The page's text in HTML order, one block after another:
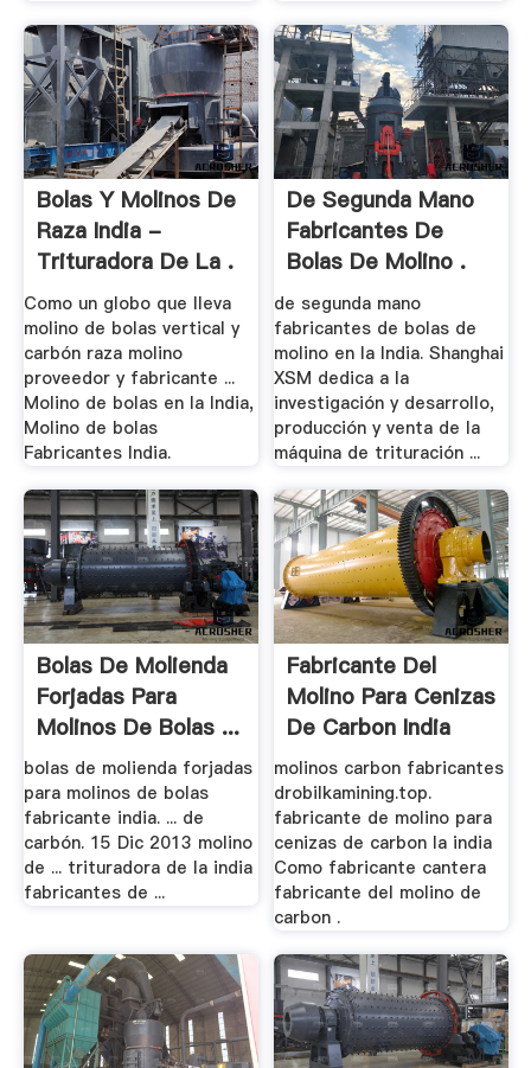
Bolas Y Molinos De
Raza India -
Trituradora De La .
Como un globo que lleva
molino de bolas vertical y
carbón raza molino
proveedor y fabricante ...
Molino de bolas en la India,
Molino de bolas
Fabricantes India.
De Segunda Mano
Fabricantes De
Bolas De Molino .
de segunda mano
fabricantes de bolas de
molino en la India. Shanghai
XSM dedica a la
investigación y desarrollo,
producción y venta de la
máquina de trituración ...
Bolas De Molienda
Forjadas Para
Molinos De Bolas ...
bolas de molienda forjadas
para molinos de bolas
fabricante india. ... de
carbón. 15 Dic 2013 molino
de ... trituradora de la india
fabricantes de ...
Fabricante Del
Molino Para Cenizas
De Carbon India
molinos carbon fabricantes
drobilkamining.top.
fabricante de molino para
cenizas de carbon la india
Como fabricante cantera
fabricante del molino de
carbon .